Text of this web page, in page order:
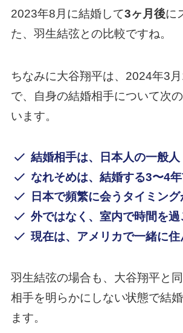
2023年8月に結婚して3ヶ月後に
た、羽生結弦との比較ですね。
ちなみに大谷翔平は、2024年3
で、自身の結婚相手について次
います。
結婚相手は、日本人の一般人
なれそめは、結婚する3〜4
日本で頻繁に会うタイミン
外ではなく、室内で時間を過
現在は、アメリカで一緒に住
羽生結弦の場合も、大谷翔平と
相手を明らかにしない状態で結
ます。